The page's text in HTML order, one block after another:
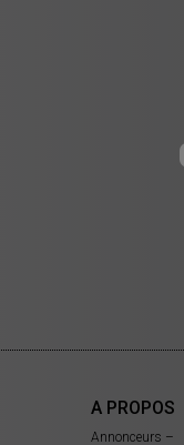
A PROPOS
Annonceurs –